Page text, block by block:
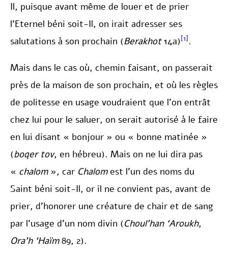
Il, puisque avant même de louer et de prier
l’Eternel béni soit-Il, on irait adresser ses
salutations à son prochain (Berakhot14a)[1] .
Mais dans le cas où, chemin faisant, on passerait
près de la maison de son prochain, et où les règles
de politesse en usage voudraient que l’on entrât
chez lui pour le saluer, on serait autorisé à le faire
en lui disant « bonjour » ou « bonne matinée »
(boqer tov, en hébreu). Mais on ne lui dira pas
« chalom», car Chalomest l’un des noms du
Saint béni soit-Il, or il ne convient pas, avant de
prier, d’honorer une créature de chair et de sang
par l’usage d’un nom divin (Choul’han ‘Aroukh,
Ora’h ‘Haïm89, 2).